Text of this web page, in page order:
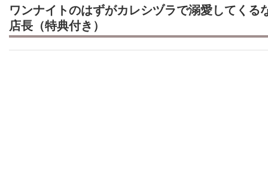
ワンナイトのはずがカレシヅラで溺愛してくる
店長（特典付き）